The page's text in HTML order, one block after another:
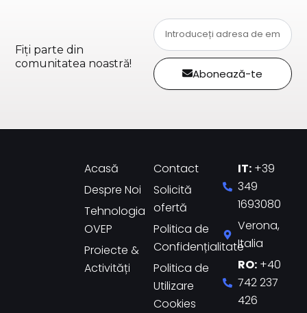
Fiți parte din
comunitatea noastră!
Abonează-te
Acasă
Despre Noi
Tehnologia
OVEP
Proiecte &
Activități
Contact
Solicită
ofertă
Politica de
Confidențialitate
Politica de
Utilizare
Cookies
IT: +39
349
1693080
Verona,
Italia
RO: +40
742 237
426